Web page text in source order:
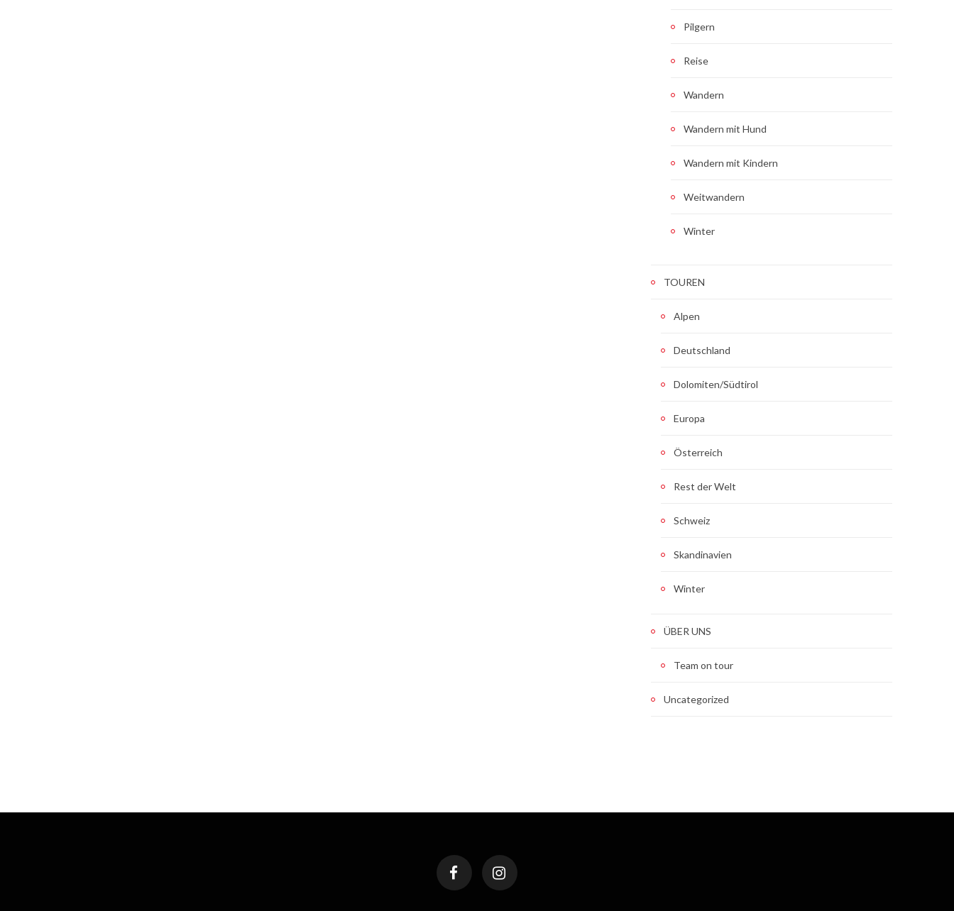
Pilgern
Reise
Wandern
Wandern mit Hund
Wandern mit Kindern
Weitwandern
Winter
TOUREN
Alpen
Deutschland
Dolomiten/Südtirol
Europa
Österreich
Rest der Welt
Schweiz
Skandinavien
Winter
ÜBER UNS
Team on tour
Uncategorized